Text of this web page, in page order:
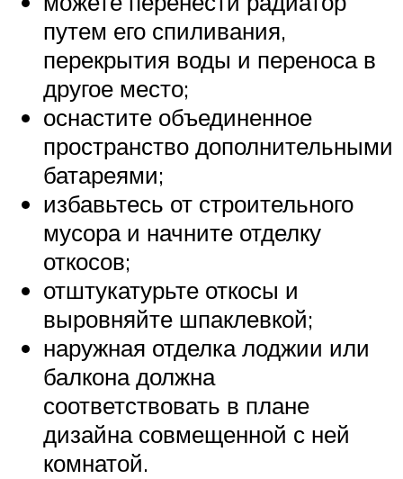
путем его спиливания,
перекрытия воды и переноса в
другое место;
оснастите объединенное
пространство дополнительными
батареями;
избавьтесь от строительного
мусора и начните отделку
откосов;
отштукатурьте откосы и
выровняйте шпаклевкой;
наружная отделка лоджии или
балкона должна
соответствовать в плане
дизайна совмещенной с ней
комнатой.